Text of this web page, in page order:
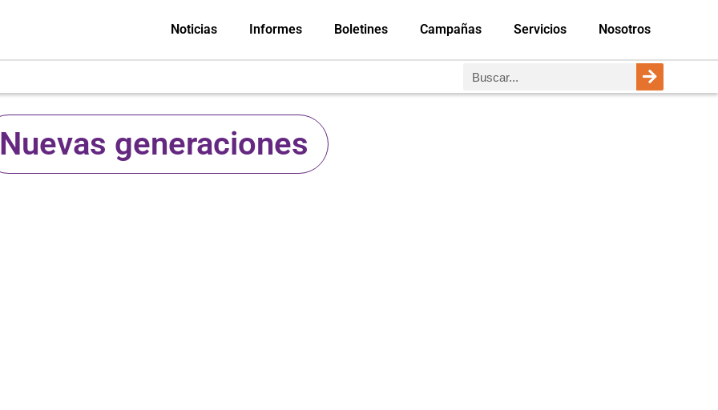
Noticias Informes Boletines Campañas Servicios Nosotros
Nuevas generaciones